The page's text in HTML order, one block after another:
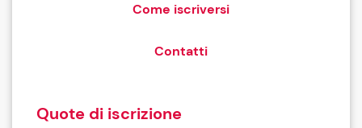
Come iscriversi
Contatti
Quote di iscrizione